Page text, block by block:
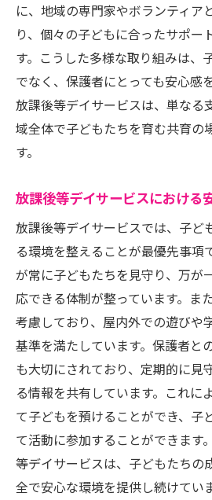
地域施策との連携強化例
地域資源を活用した取
地域の声を反映したサ
地域団体と連携した新
地域コミュニティとの
長
実践的な学びを提供す
体験を通じた新しい知
学びを深めるための工
子どもたちの興味を引
専門家による多彩なワ
継続的な成長を支える
ク
東京都の放課後等デイサー
来
未来を見据えた教育理念
次世代への希望を育むプ
に、地域の専門家やボランティア
り、個々の子どもに合ったサポー
す。こうした多様な取り組みは、
でなく、保護者にとっても安心感
放課後等デイサービスは、単なる
域全体で子どもたちを育む共育の
す。
放課後等デイサービスにおける
放課後等デイサービスでは、子ど
る環境を整えることが最優先事項
が常に子どもたちを見守り、万が
応できる体制が整っています。ま
考慮しており、屋内外での遊びや
基準を満たしています。保護者と
も大切にされており、定期的に見
る情報を共有しています。これに
て子どもを預けることができ、子
て活動に参加することができます
等デイサービスは、子どもたちの
全で安心な環境を提供し続けてい